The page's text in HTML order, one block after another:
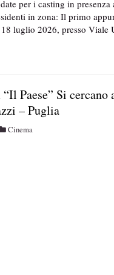
per i casting in presenza
in zona: Il primo
18 luglio 2026, presso
Paese” Si
– Puglia
Cinema